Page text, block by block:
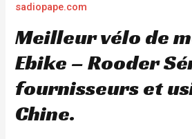
sadiopape.com
Meilleur vélo de
Ebike – Rooder
fournisseurs et
Chine.